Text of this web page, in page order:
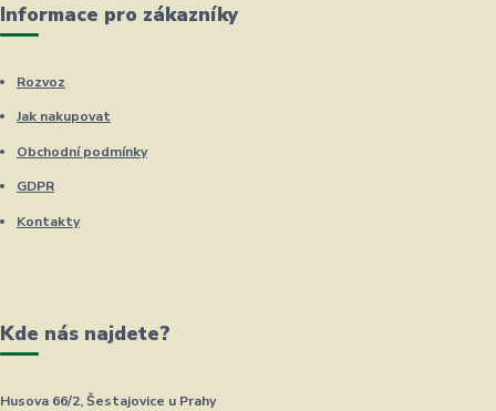
Informace pro zákazníky
Rozvoz
Jak nakupovat
Obchodní podmínky
GDPR
Kontakty
Kde nás najdete?
Husova 66/2, Šestajovice u Prahy